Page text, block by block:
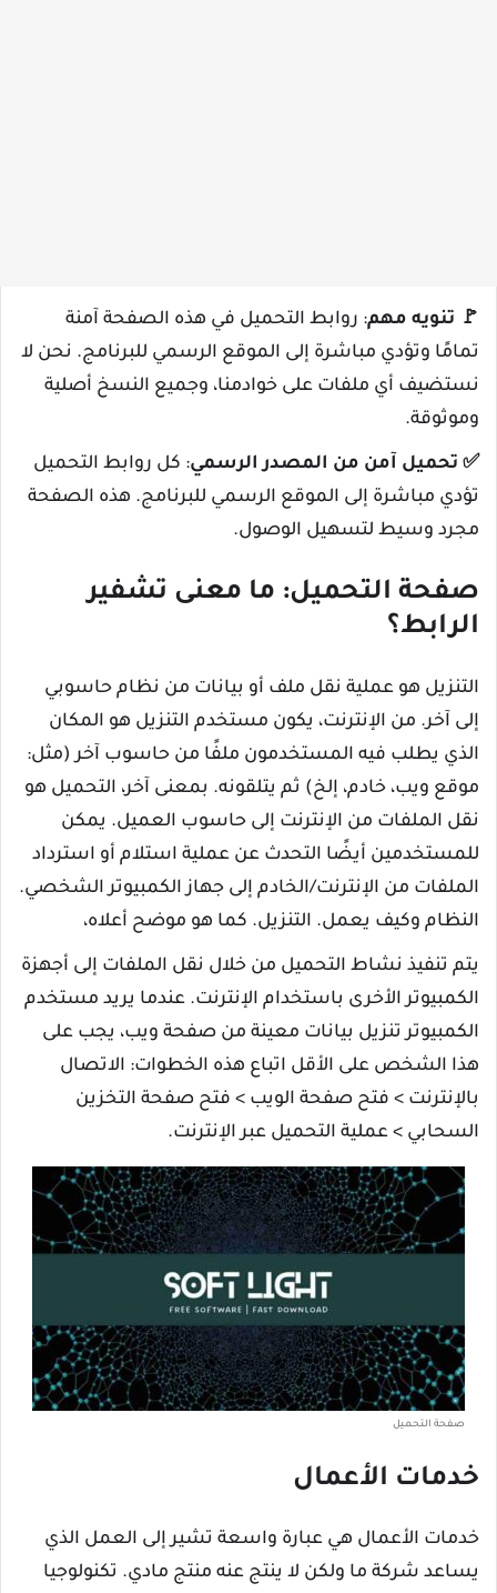
🚩 تنويه مهم: روابط التحميل في هذه الصفحة آمنة
تمامًا وتؤدي مباشرة إلى الموقع الرسمي للبرنامج. نحن لا
نستضيف أي ملفات على خوادمنا، وجميع النسخ أصلية
وموثوقة.
✅ تحميل آمن من المصدر الرسمي: كل روابط التحميل
تؤدي مباشرة إلى الموقع الرسمي للبرنامج. هذه الصفحة
مجرد وسيط لتسهيل الوصول.
صفحة التحميل: ما معنى تشفير
الرابط؟
التنزيل هو عملية نقل ملف أو بيانات من نظام حاسوبي
إلى آخر. من الإنترنت، يكون مستخدم التنزيل هو المكان
الذي يطلب فيه المستخدمون ملفًا من حاسوب آخر (مثل:
موقع ويب، خادم، إلخ) ثم يتلقونه. بمعنى آخر، التحميل هو
نقل الملفات من الإنترنت إلى حاسوب العميل. يمكن
للمستخدمين أيضًا التحدث عن عملية استلام أو استرداد
الملفات من الإنترنت/الخادم إلى جهاز الكمبيوتر الشخصي.
النظام وكيف يعمل. التنزيل. كما هو موضح أعلاه،
يتم تنفيذ نشاط التحميل من خلال نقل الملفات إلى أجهزة
الكمبيوتر الأخرى باستخدام الإنترنت. عندما يريد مستخدم
الكمبيوتر تنزيل بيانات معينة من صفحة ويب، يجب على
هذا الشخص على الأقل اتباع هذه الخطوات: الاتصال
بالإنترنت > فتح صفحة الويب > فتح صفحة التخزين
السحابي > عملية التحميل عبر الإنترنت.
صفحة التحميل
خدمات الأعمال
خدمات الأعمال هي عبارة واسعة تشير إلى العمل الذي
يساعد شركة ما ولكن لا ينتج عنه منتج مادي. تكنولوجيا